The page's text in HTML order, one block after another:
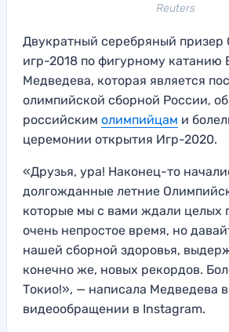
Reuters
Двукратный серебряный призер
игр-2018 по фигурному катанию
Медведева, которая является
олимпийской сборной России,
российским олимпийцам и
церемонии открытия Игр-2020.
«Друзья, ура! Наконец-то
долгожданные летние
которые мы с вами ждали целых
очень непростое время, но
нашей сборной здоровья,
конечно же, новых рекордов.
Токио!», — написала Медведева
видеообращении в Instagram.